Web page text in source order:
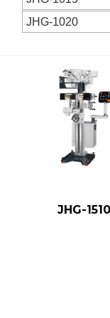
JHG-1020
JHG-1510